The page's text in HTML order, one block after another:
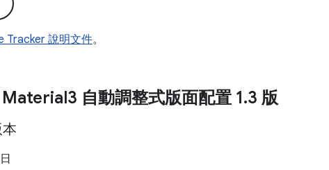
Tracker 說明文件。
自動調整式版面配置 1.3 版